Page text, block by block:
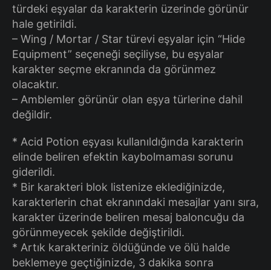
türdeki eşyalar da karakterin üzerinde görünür
hale getirildi.
– Wing / Mortar / Star türevi eşyalar için “Hide
Equipment” seçeneği seçiliyse, bu eşyalar
karakter seçme ekranında da görünmez
olacaktır.
– Amblemler görünür olan eşya türlerine dahil
değildir.
* Acid Potion eşyası kullanıldığında karakterin
elinde beliren efektin kaybolmaması sorunu
giderildi.
* Bir karakteri blok listenize eklediğinizde,
karakterlerin chat ekranındaki mesajlar yanı sıra,
karakter üzerinde beliren mesaj baloncuğu da
görünmeyecek şekilde değiştirildi.
* Artık karakteriniz öldüğünde ve ölü halde
beklemeye geçtiğinizde, 3 dakika sonra